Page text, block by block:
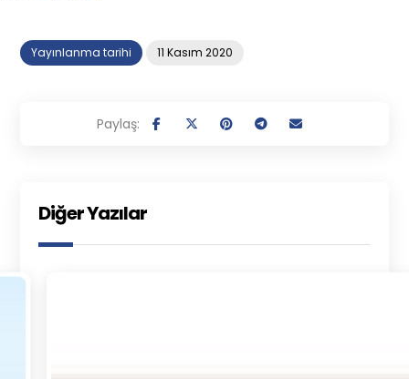
Yayınlanma tarihi 11 Kasım 2020
Diğer Yazılar